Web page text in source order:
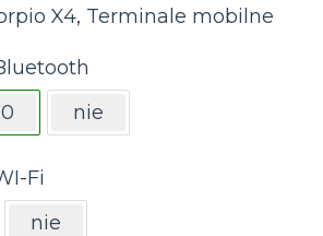
X4, Terminale mobilne
nie
Fi
nie